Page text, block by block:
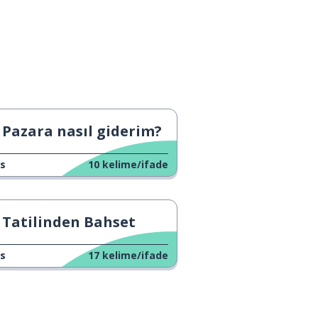
Pazara nasıl giderim?
10 kelime/ifade
Tatilinden Bahset
17 kelime/ifade